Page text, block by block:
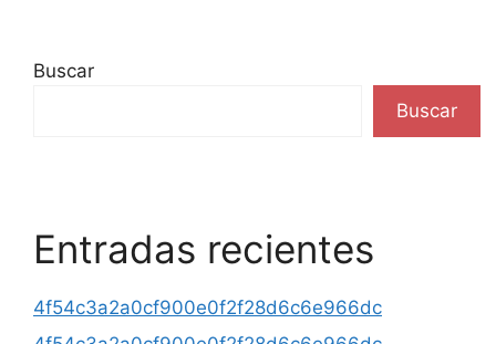
Buscar
Buscar
Entradas recientes
4f54c3a2a0cf900e0f2f28d6c6e966dc